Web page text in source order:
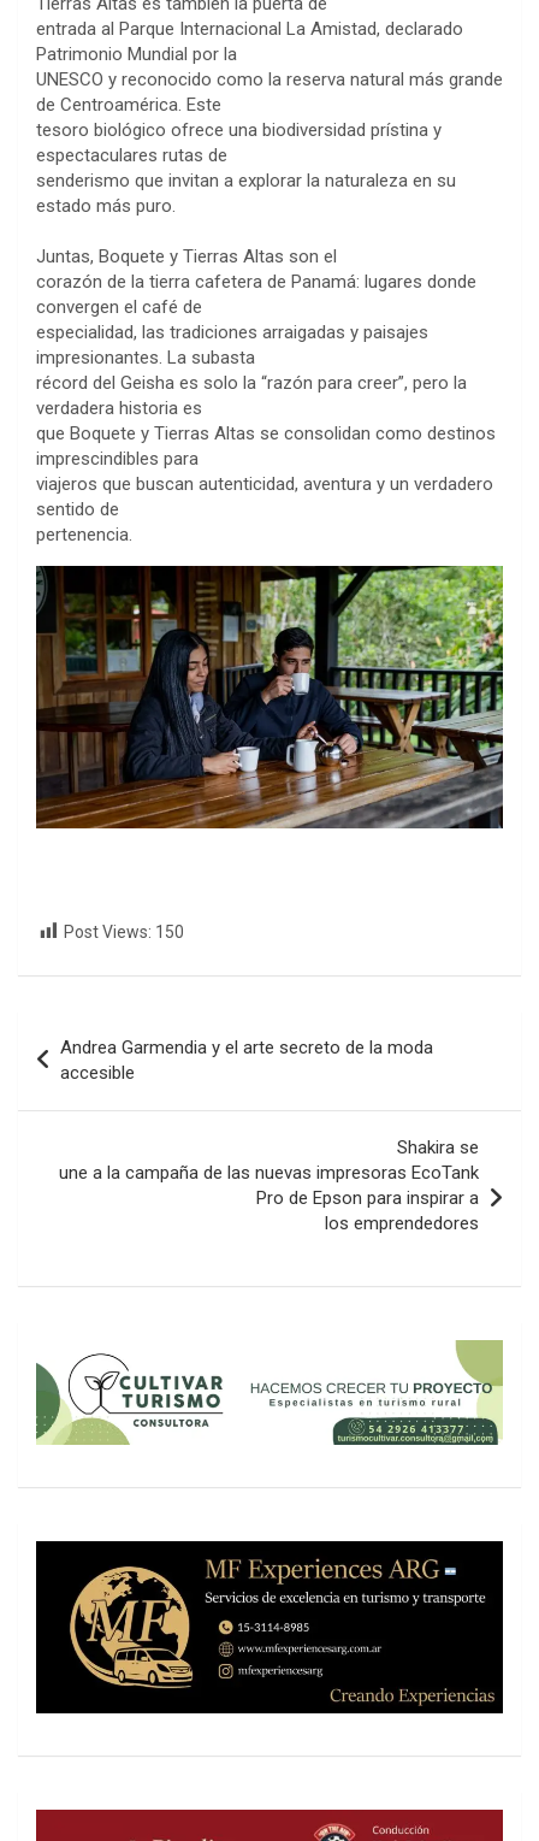
entrada al Parque Internacional La Amistad, declarado
Patrimonio Mundial por la
UNESCO y reconocido como la reserva natural más grande
de Centroamérica. Este
tesoro biológico ofrece una biodiversidad prístina y
espectaculares rutas de
senderismo que invitan a explorar la naturaleza en su
estado más puro.
Juntas, Boquete y Tierras Altas son el
corazón de la tierra cafetera de Panamá: lugares donde
convergen el café de
especialidad, las tradiciones arraigadas y paisajes
impresionantes. La subasta
récord del Geisha es solo la “razón para creer”, pero la
verdadera historia es
que Boquete y Tierras Altas se consolidan como destinos
imprescindibles para
viajeros que buscan autenticidad, aventura y un verdadero
sentido de
pertenencia.
Post Views: 150
de
entradas
Andrea Garmendia y el arte secreto de la moda
accesible
Shakira se
une a la campaña de las nuevas impresoras EcoTank
Pro de Epson para inspirar a
los emprendedores